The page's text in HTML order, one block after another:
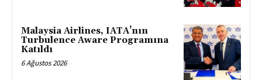
Malaysia Airlines, IATA’nın
Turbulence Aware Programına
Katıldı
6 Ağustos 2026